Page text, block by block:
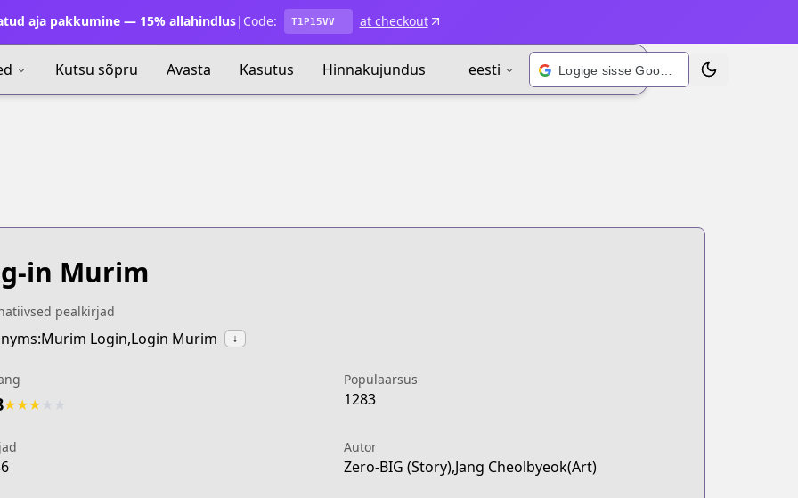
aja pakkumine — 15% allahindlus| Code: T1P15VV at checkout
Kutsu sõpru Avasta Kasutus Hinnakujundus eesti Vaheta teema
in Murim
pealkirjad
Login,Login Murim ↓
★★★
Populaarsus
1283
Autor
Zero-BIG (Story),Jang Cheolbyeok(Art)